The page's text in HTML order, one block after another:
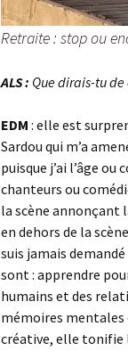
Retraite : stop ou
ALS : Que dirais-tu de
EDM : elle est
Sardou qui m’a
puisque j’ai l’âge
chanteurs ou
la scène annonçant
en dehors de la
suis jamais demandé
sont : apprendre
humains et des
mémoires mentales
créative, elle tonifie